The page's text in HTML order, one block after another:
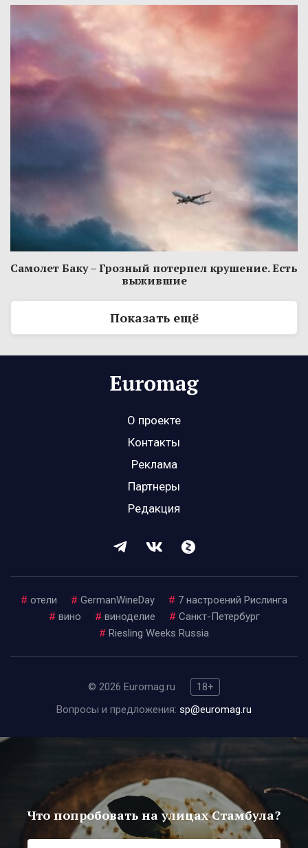
Самолет Баку – Грозный потерпел крушение. Есть
выжившие
Показать ещё
О проекте
Контакты
Реклама
Партнеры
Редакция
# отели # GermanWineDay # 7 настроений Рислинга
# вино # виноделие # Санкт-Петербург
# Riesling Weeks Russia
© 2026 Euromag.ru
18+
Вопросы и предложения: sp@euromag.ru
Что попробовать на улицах Стамбула?